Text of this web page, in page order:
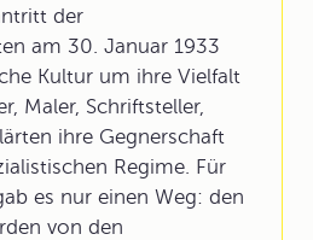
der
am 30. Januar 1933
Kultur um ihre Vielfalt
Maler, Schriftsteller,
ihre Gegnerschaft
Regime. Für
es nur einen Weg: den
von den